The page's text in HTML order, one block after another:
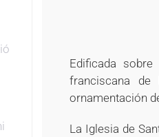
Edificada
franciscana
ornamentación
La Iglesia de